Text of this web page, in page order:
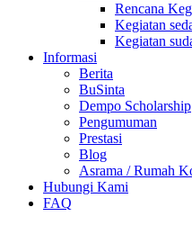
Rencana
Kegiatan
Kegiatan
Informasi
Berita
BuSinta
Dempo Scholarship
Pengumuman
Prestasi
Blog
Asrama / Rumah
Hubungi Kami
FAQ